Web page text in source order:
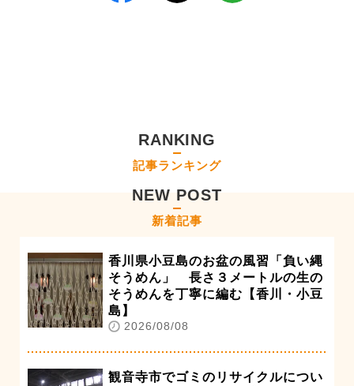
RANKING
記事ランキング
NEW POST
新着記事
香川県小豆島のお盆の風習「負い縄
そうめん」 長さ３メートルの生の
そうめんを丁寧に編む【香川・小豆
島】
2026/08/08
観音寺市でゴミのリサイクルについ